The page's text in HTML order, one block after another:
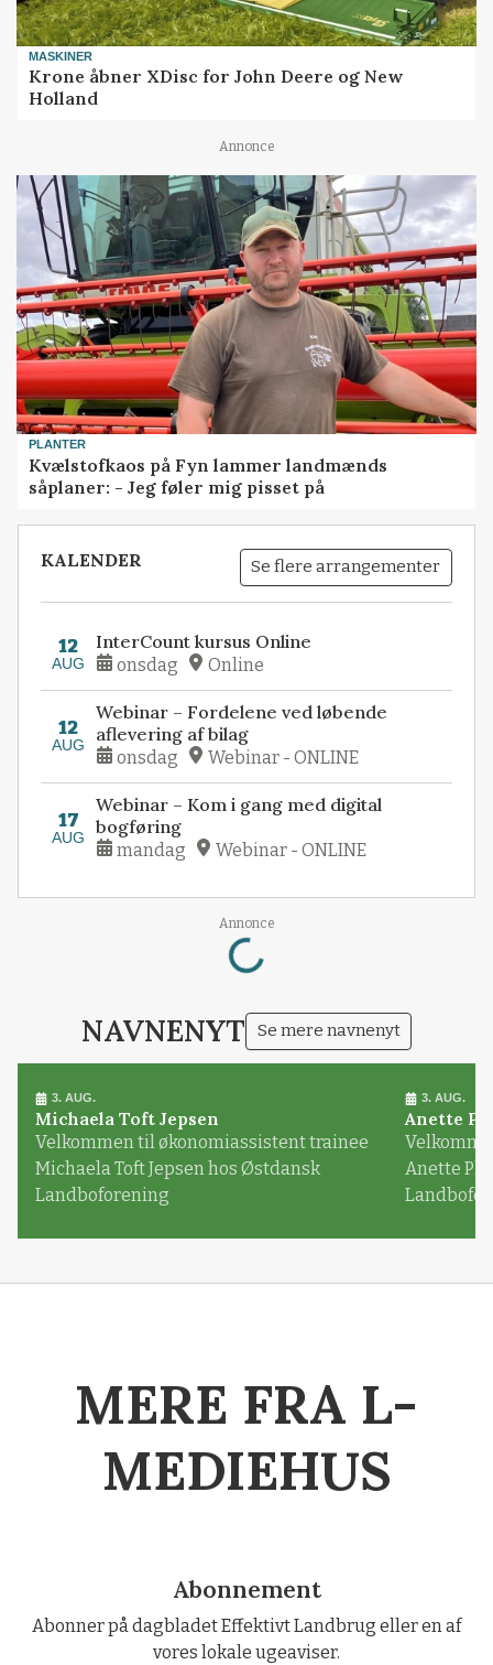
MASKINER
Krone åbner XDisc for John Deere og New
Holland
Annonce
PLANTER
Kvælstofkaos på Fyn lammer landmænds
såplaner: - Jeg føler mig pisset på
KALENDER Se flere arrangementer
12
AUG
InterCount kursus Online
onsdag Online
12
AUG
Webinar – Fordelene ved løbende
aflevering af bilag
onsdag Webinar - ONLINE
17
AUG
Webinar – Kom i gang med digital
bogføring
mandag Webinar - ONLINE
Annonce
Loading...
NAVNENYT Se mere navnenyt
3. AUG.
Michaela Toft Jepsen
Velkommen til økonomiassistent trainee
Michaela Toft Jepsen hos Østdansk
Landboforening
3. AUG.
Anette
Anette
MERE FRA L-
MEDIEHUS
Abonnement
Abonner på dagbladet Effektivt Landbrug eller en af
vores lokale ugeaviser.